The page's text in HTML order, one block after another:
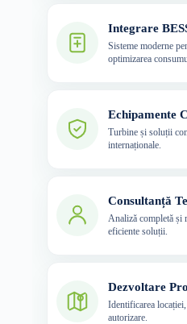
Integrare
Sisteme moderne
optimizarea
Echipamente
Turbine și soluții
internaționale.
Consultanță
Analiză completă și
eficiente soluții.
Dezvoltare
Identificarea
autorizare.